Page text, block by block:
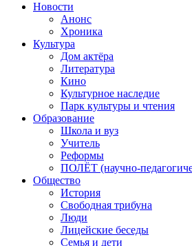
Новости
Анонс
Хроника
Культура
Дом актёра
Литература
Кино
Культурное наследие
Парк культуры и чтения
Образование
Школа и вуз
Учитель
Реформы
ПОЛЁТ (научно-
Общество
История
Свободная трибуна
Люди
Лицейские беседы
Семья и дети